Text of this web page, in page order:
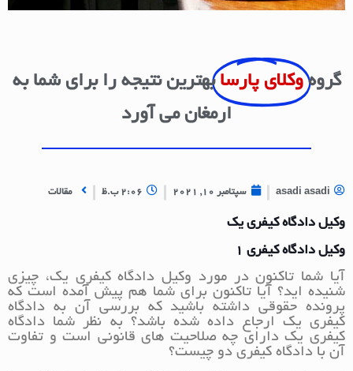
گروه وکلای پارسا بهترین نتیجه را برای شما به
ارمغان می آورد
asadi asadi سپتامبر 10, 2021 2:06 ب.ظ مقالات
وکیل دادگاه کیفری یک
وکیل دادگاه کیفری 1
آیا شما تاکنون در مورد وکیل دادگاه کیفری یک، چیزی
شنیده اید؟ آیا تاکنون برای شما هم پیش آمده است که
پرونده حقوقی داشته باشید که بررسی آن به دادگاه
کیفری یک ارجاع داده شده باشد؟ به نظر شما دادگاه
کیفری یک دارای چه صلاحیت های قانونی است و تفاوت
آن با دادگاه کیفری دو چیست؟